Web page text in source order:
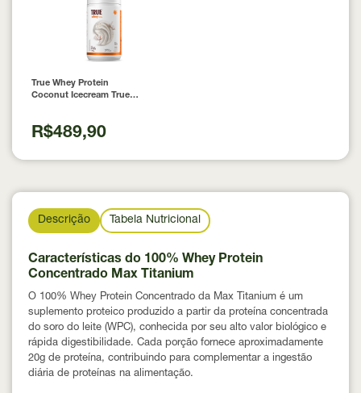
True Whey Protein
Coconut Icecream True
R$489,90
Descrição Tabela Nutricional
Características do 100% Whey Protein
Concentrado Max Titanium
O 100% Whey Protein Concentrado da Max Titanium é um
suplemento proteico produzido a partir da proteína concentrada
do soro do leite (WPC), conhecida por seu alto valor biológico e
rápida digestibilidade. Cada porção fornece aproximadamente
20g de proteína, contribuindo para complementar a ingestão
diária de proteínas na alimentação.